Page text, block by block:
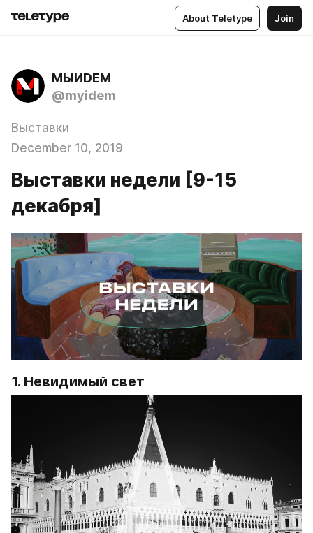
About Teletype Join
МЫИDЕМ
@myidem
Выставки
December 10, 2019
Выставки недели [9-15
декабря]
1. Невидимый свет